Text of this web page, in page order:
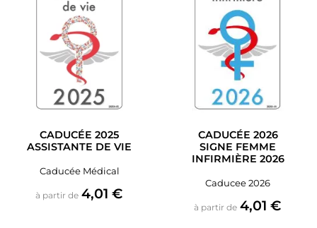
CADUCÉE 2025
ASSISTANTE DE VIE
Caducée Médical
à partir de Prix
4,01 €
CADUCÉE 2026
SIGNE FEMME
INFIRMIÈRE 2026
Caducee 2026
à partir de Prix
4,01 €